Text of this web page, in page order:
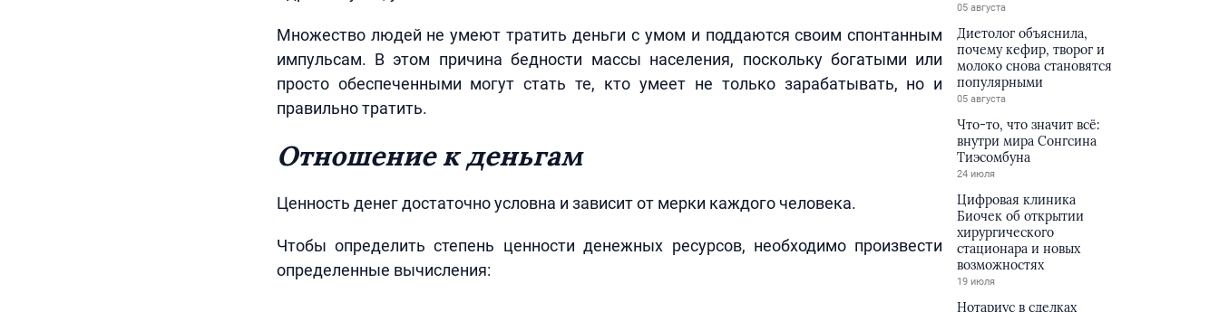
Множество людей не умеют тратить деньги с умом и поддаются своим спонтанным
импульсам. В этом причина бедности массы населения, поскольку богатыми или
просто обеспеченными могут стать те, кто умеет не только зарабатывать, но и
правильно тратить.
Отношение к деньгам
Ценность денег достаточно условна и зависит от мерки каждого человека.
Чтобы определить степень ценности денежных ресурсов, необходимо произвести
определенные вычисления:
05 августа
Диетолог объяснила,
почему кефир, творог и
молоко снова становятся
популярными
05 августа
Что-то, что значит всё:
внутри мира Сонгсина
Тиэсомбуна
24 июля
Цифровая клиника
Биочек об открытии
хирургического
стационара и новых
возможностях
19 июля
Нотариус в сделках